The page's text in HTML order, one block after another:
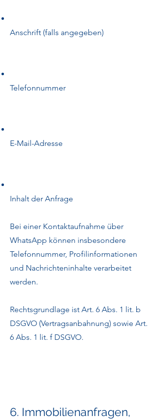
Anschrift (falls angegeben)
Telefonnummer
E-Mail-Adresse
Inhalt der Anfrage
Bei einer Kontaktaufnahme über
WhatsApp können insbesondere
Telefonnummer, Profilinformationen
und Nachrichteninhalte verarbeitet
werden.
Rechtsgrundlage ist Art. 6 Abs. 1 lit. b
DSGVO (Vertragsanbahnung) sowie Art.
6 Abs. 1 lit. f DSGVO.
6. Immobilienanfragen,